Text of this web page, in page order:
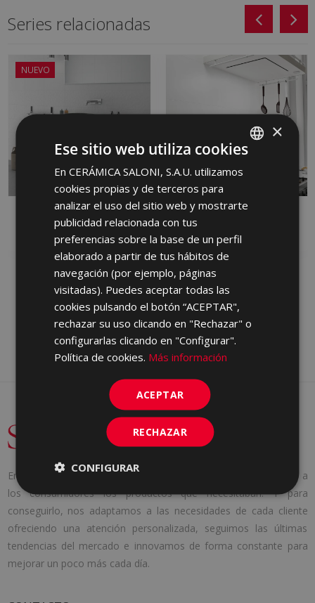
Series relacionadas
NUEVO
PASTA ROJA, PASTA BLANCA
ARDEN
En 1971 se fundó Cerámica Saloni con una idea clara, aportar a
los consumidores los productos que necesitaban. Y para
conseguirlo, nos adaptamos a las necesidades de cada cliente
ofreciendo una atención personalizada, seguimos las últimas
tendencias del mercado e innovamos de forma constante para
mejorar un poco más cada día.
SPANISH
ENGLISH
GERMAN
×
Ese sitio web utiliza cookies
En CERÁMICA SALONI, S.A.U. utilizamos
cookies propias y de terceros para
analizar el uso del sitio web y mostrarte
publicidad relacionada con tus
preferencias sobre la base de un perfil
elaborado a partir de tus hábitos de
navegación (por ejemplo, páginas
visitadas). Puedes aceptar todas las
cookies pulsando el botón “ACEPTAR",
rechazar su uso clicando en "Rechazar" o
configurarlas clicando en "Configurar".
Política de cookies. Más información
ACEPTAR
RECHAZAR
CONFIGURAR